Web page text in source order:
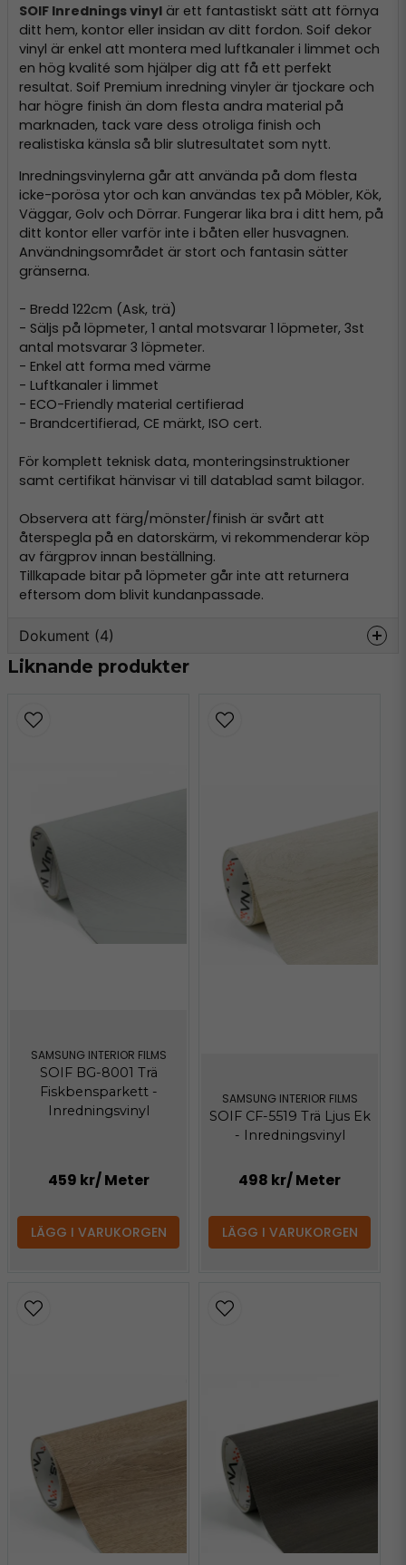
SOIF Inrednings vinyl är ett fantastiskt sätt att förnya
ditt hem, kontor eller insidan av ditt fordon. Soif dekor
vinyl är enkel att montera med luftkanaler i limmet och
en hög kvalité som hjälper dig att få ett perfekt
resultat. Soif Premium inredning vinyler är tjockare och
har högre finish än dom flesta andra material på
marknaden, tack vare dess otroliga finish och
realistiska känsla så blir slutresultatet som nytt.
Inredningsvinylerna går att använda på dom flesta
icke-porösa ytor och kan användas tex på Möbler, Kök,
Väggar, Golv och Dörrar. Fungerar lika bra i ditt hem, på
ditt kontor eller varför inte i båten eller husvagnen.
Användningsområdet är stort och fantasin sätter
gränserna.
- Bredd 122cm (Ask, trä)
- Säljs på löpmeter, 1 antal motsvarar 1 löpmeter, 3st
antal motsvarar 3 löpmeter.
- Enkel att forma med värme
- Luftkanaler i limmet
- ECO-Friendly material certifierad
- Brandcertifierad, CE märkt, ISO cert.
För komplett teknisk data, monteringsinstruktioner
samt certifikat hänvisar vi till datablad samt bilagor.
Observera att färg/mönster/finish är svårt att
återspegla på en datorskärm, vi rekommenderar köp
av färgprov innan beställning.
Tillkapade bitar på löpmeter går inte att returnera
eftersom dom blivit kundanpassade.
Dokument (4)
product-bulletin-soif.pdf
luxscape-colletion-universal-
Liknande produkter
SAMSUNG INTERIOR FILMS
SOIF BG-8001 Trä
Fiskbensparkett -
Inredningsvinyl
459 kr/ Meter
LÄGG I VARUKORGEN
SAMSUNG INTERIOR FILMS
SOIF CF-5519 Trä Ljus Ek
- Inredningsvinyl
498 kr/ Meter
LÄGG I VARUKORGEN